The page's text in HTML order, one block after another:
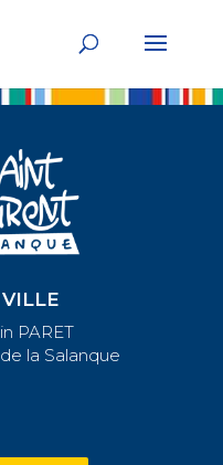
PARET
la Salanque